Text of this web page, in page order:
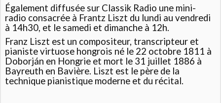
Également diffusée sur Classik Radio une mini-
radio consacrée à Frantz Liszt du lundi au vendredi
à 14h30, et le samedi et dimanche à 12h.
Franz Liszt est un compositeur, transcripteur et
pianiste virtuose hongrois né le 22 octobre 1811 à
Doborján en Hongrie et mort le 31 juillet 1886 à
Bayreuth en Bavière. Liszt est le père de la
technique pianistique moderne et du récital.